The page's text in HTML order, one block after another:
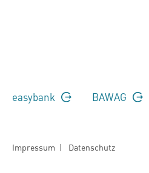
easybank BAWAG
Impressum | Datenschutz